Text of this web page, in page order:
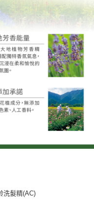
洗髮精(AC)